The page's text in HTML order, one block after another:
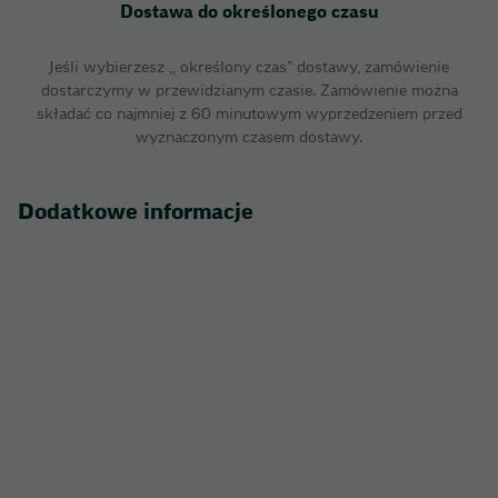
Dostawa do określonego czasu
Jeśli wybierzesz ,, określony czas” dostawy, zamówienie
dostarczymy w przewidzianym czasie. Zamówienie można
składać co najmniej z 60 minutowym wyprzedzeniem przed
wyznaczonym czasem dostawy.
Dodatkowe informacje